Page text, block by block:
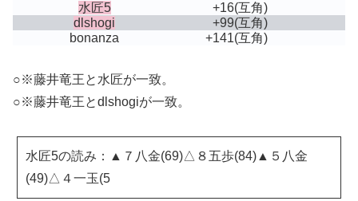
水匠5 +16(互角)
dlshogi
+99(互角)
bonanza
+141(互角)
○※藤井竜王と水匠が一致。
○※藤井竜王とdlshogiが一致。
水匠5の読み：▲７八金(69)△８五歩(84)▲５八金
(49)△４一玉(5